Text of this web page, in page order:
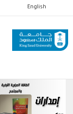
إلى
المحتوى
الرئيسي
English